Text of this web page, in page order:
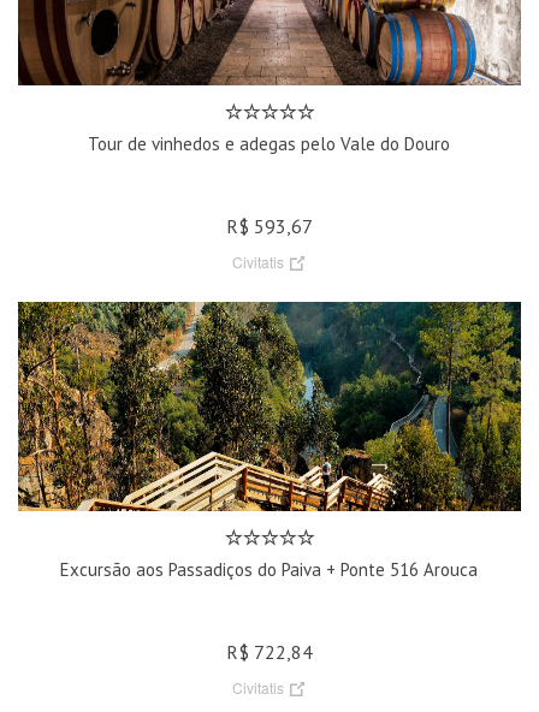
Tour de vinhedos e adegas pelo Vale do Douro
R$ 593,67
Civitatis
Excursão aos Passadiços do Paiva + Ponte 516 Arouca
R$ 722,84
Civitatis